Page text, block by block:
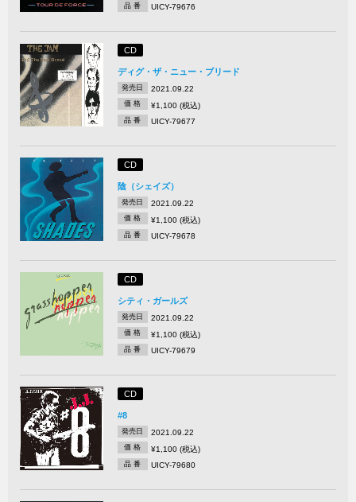
品 番 UICY-79676
CD
ディグ・ザ・ニュー・ブリード
発売日 2021.09.22
価 格 ¥1,100 (税込)
品 番 UICY-79677
CD
陰（シェイズ）
発売日 2021.09.22
価 格 ¥1,100 (税込)
品 番 UICY-79678
CD
シティ・ガールズ
発売日 2021.09.22
価 格 ¥1,100 (税込)
品 番 UICY-79679
CD
#8
発売日 2021.09.22
価 格 ¥1,100 (税込)
品 番 UICY-79680